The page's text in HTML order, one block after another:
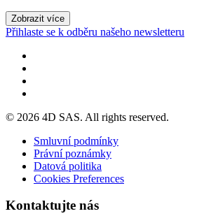
Zobrazit více
Přihlaste se k odběru našeho newsletteru
© 2026 4D SAS. All rights reserved.
Smluvní podmínky
Právní poznámky
Datová politika
Cookies Preferences
Kontaktujte nás